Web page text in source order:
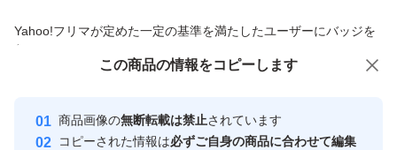
Yahoo!フリマが定めた一定の基準を満たしたユーザーにバッジを
付与しています
安心取引出品者
心・安全なユーザーです
この商品の情報をコピーします
商品画像の無断転載は禁止されています
コピーされた情報は必ずご自身の商品に合わせて編集
この商品をみている人にオススメ